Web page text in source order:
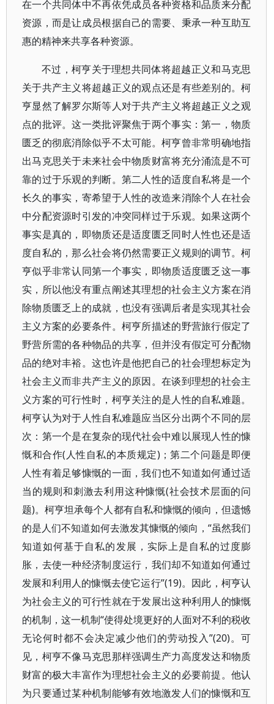
在一个共同体中不再依凭成员各种资格和品质来分配
资源，而是让成员根据自己的需要、秉承一种互助互
惠的精神来共享各种资源。
不过，柯亨关于理想共同体将超越正义和马克思
关于共产主义将超越正义的观点还是有些差别的。柯
亨显然了解罗尔斯等人对于共产主义将超越正义之观
点的批评。这一类批评聚焦于两个事实：第一，物质
匮乏的彻底消除似乎不太可能。柯亨曾非常明确地指
出马克思关于未来社会中物质财富将充分涌流是不可
靠的过于乐观的判断。第二人性的适度自私将是一个
长久的事实，寄希望于人性的改造来消除个人在社会
中分配资源时引发的冲突同样过于乐观。如果这两个
事实是真的，即物质还是适度匮乏同时人性也还是适
度自私的，那么社会将仍然需要正义规则的调节。柯
亨似乎非常认同第一个事实，即物质适度匮乏这一事
实，所以他没有重点阐述其理想的社会主义方案在消
除物质匮乏上的成就，也没有强调后者是实现其社会
主义方案的必要条件。柯亨所描述的野营旅行假定了
野营所需的各种物品的共享，但并没有假定可分配物
品的绝对丰裕。这也许是他把自己的社会理想标定为
社会主义而非共产主义的原因。在谈到理想的社会主
义方案的可行性时，柯亨关注的是人性的自私难题。
柯亨认为对于人性自私难题应当区分出两个不同的层
次：第一个是在复杂的现代社会中难以展现人性的慷
慨和合作(人性自私的本质规定)；第二个问题是即便
人性有着足够慷慨的一面，我们也不知道如何通过适
当的规则和刺激去利用这种慷慨(社会技术层面的问
题)。柯亨坦承每个人都有自私和慷慨的倾向，但遗憾
的是人们不知道如何去激发其慷慨的倾向，“虽然我们
知道如何基于自私的发展，实际上是自私的过度膨
胀，去使一种经济制度运行，我们却不知道如何通过
发展和利用人的慷慨去使它运行”(19)。因此，柯亨认
为社会主义的可行性就在于发展出这种利用人的慷慨
的机制，这一机制“使得处境更好的人面对不利的税收
无论何时都不会决定减少他们的劳动投入”(20)。可
见，柯亨不像马克思那样强调生产力高度发达和物质
财富的极大丰富作为理想社会主义的必要前提。他认
为只要通过某种机制能够有效地激发人们的慷慨和互